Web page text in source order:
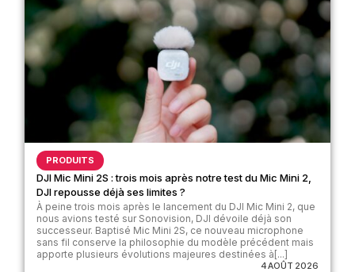
PRODUITS
DJI Mic Mini 2S : trois mois après notre test du Mic Mini 2,
DJI repousse déjà ses limites ?
À peine trois mois après le lancement du DJI Mic Mini 2, que
nous avions testé sur Sonovision, DJI dévoile déjà son
successeur. Baptisé Mic Mini 2S, ce nouveau microphone
sans fil conserve la philosophie du modèle précédent mais
apporte plusieurs évolutions majeures destinées à[...]
4 AOÛT 2026